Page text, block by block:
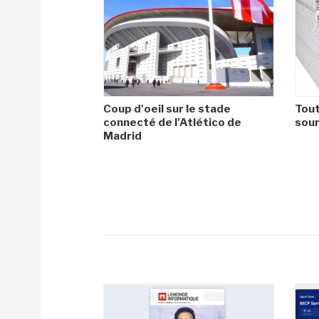
Coup d'oeil sur le stade
connecté de l'Atlético de
Madrid